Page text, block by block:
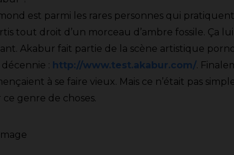
est parmi les rares personnes qui
tout droit d’un morceau d’ambre fossile. Ça
Akabur fait partie de la scène artistique
: http://www.test.akabur.com/.
à se faire vieux. Mais ce n’était pas
genre de choses.